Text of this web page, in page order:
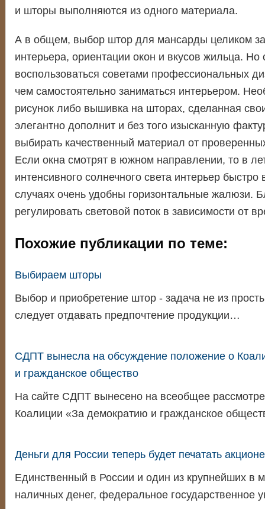
и шторы выполняются из одного материала.
А в общем, выбор штор для мансарды целиком
интерьера, ориентации окон и вкусов жильца. Но
воспользоваться советами профессиональных
чем самостоятельно заниматься интерьером.
рисунок либо вышивка на шторах, сделанная
элегантно дополнит и без того изысканную
выбирать качественный материал от
Если окна смотрят в южном направлении, то в
интенсивного солнечного света интерьер быстро
случаях очень удобны горизонтальные жалюзи.
регулировать световой поток в зависимости от
Похожие публикации по теме:
Выбираем шторы
Выбор и приобретение штор - задача не из
следует отдавать предпочтение продукции…
СДПТ вынесла на обсуждение положение о
и гражданское общество
На сайте СДПТ вынесено на всеобщее
Коалиции «За демократию и гражданское
Деньги для России теперь будет печатать
Единственный в России и один из крупнейших в
наличных денег, федеральное государственное